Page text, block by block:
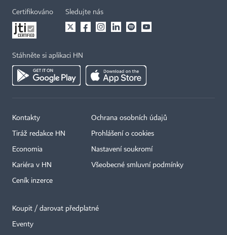
Certifikováno Sledujte nás
Stáhněte si aplikaci HN
Kontakty
Tiráž redakce HN
Economia
Kariéra v HN
Ceník inzerce
Ochrana osobních údajů
Prohlášení o cookies
Nastavení soukromí
Všeobecné smluvní podmínky
Koupit / darovat předplatné
Eventy